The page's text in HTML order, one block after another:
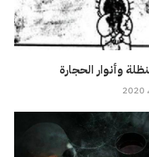
وأنوار الحجارة